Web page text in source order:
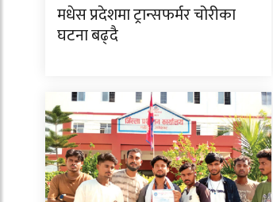
मधेस प्रदेशमा ट्रान्सफर्मर चोरीका
घटना बढ्दै